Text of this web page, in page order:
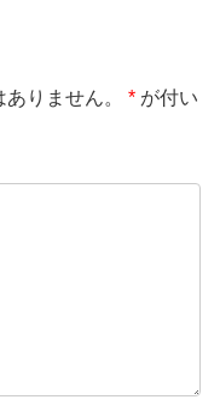
りません。 * が付い